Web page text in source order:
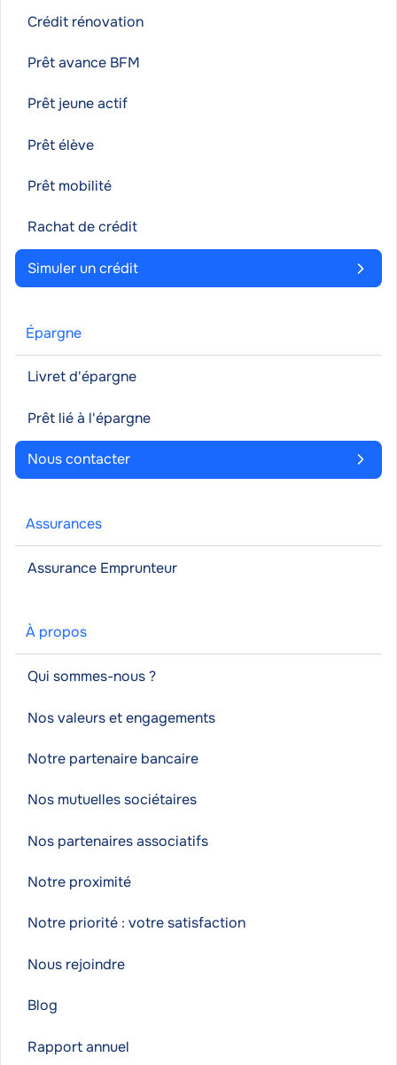
Crédit rénovation
Prêt avance BFM
Prêt jeune actif
Prêt élève
Prêt mobilité
Rachat de crédit
Simuler un crédit
Épargne
Livret d'épargne
Prêt lié à l'épargne
Nous contacter
Assurances
Assurance Emprunteur
À propos
Qui sommes-nous ?
Nos valeurs et engagements
Notre partenaire bancaire
Nos mutuelles sociétaires
Nos partenaires associatifs
Notre proximité
Notre priorité : votre satisfaction
Nous rejoindre
Blog
Rapport annuel